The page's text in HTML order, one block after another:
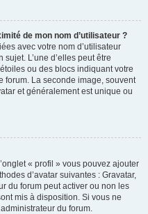
de mon nom d’utilisateur ?
avec votre nom d’utilisateur
L’une d’elles peut être
ou des blocs indiquant votre
forum. La seconde image, souvent
et généralement est unique ou
« profil » vous pouvez ajouter
d’avatar suivantes : Gravatar,
du forum peut activer ou non les
mis à disposition. Si vous ne
du forum.